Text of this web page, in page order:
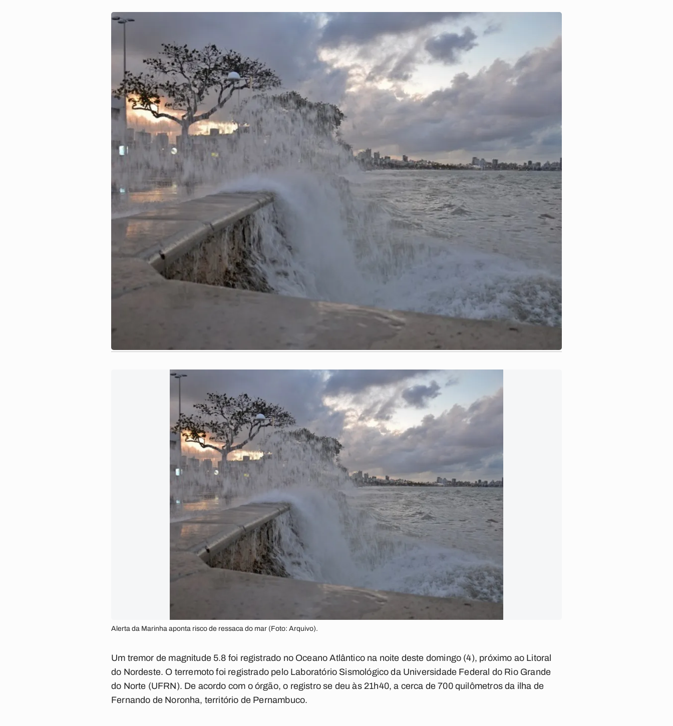
Alerta da Marinha aponta risco de ressaca do mar (Foto: Arquivo).
Um tremor de magnitude 5.8 foi registrado no Oceano Atlântico na noite deste domingo (4), próximo ao Litoral
do Nordeste. O terremoto foi registrado pelo Laboratório Sismológico da Universidade Federal do Rio Grande
do Norte (UFRN). De acordo com o órgão, o registro se deu às 21h40, a cerca de 700 quilômetros da ilha de
Fernando de Noronha, território de Pernambuco.